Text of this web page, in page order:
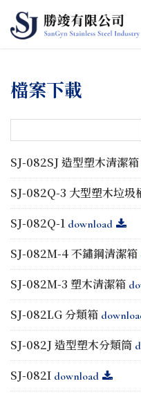
檔案下載
SJ-082SJ 造型塑木清潔箱
SJ-082Q-3 大型塑木垃圾
SJ-082Q-1 download
SJ-082M-4 不鏽鋼清潔箱
SJ-082M-3 塑木清潔箱
SJ-082LG 分類箱
SJ-082J 造型塑木分類筒
SJ-082I download